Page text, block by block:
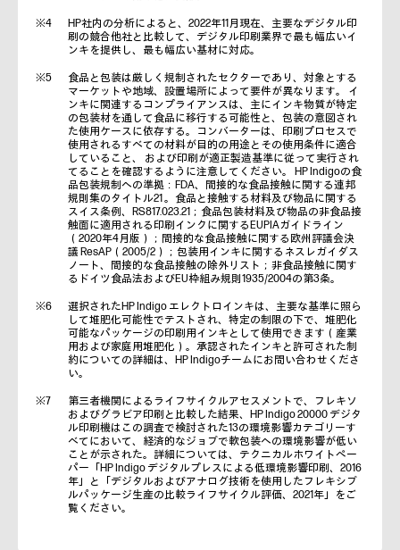
HP社内の分析によると、2022年11月現在、主要なデジタル印
刷の競合他社と比較して、デジタル印刷業界で最も幅広いイ
ンキを提供し、最も幅広い基材に対応。
食品と包装は厳しく規制されたセクターであり、対象とする
マーケットや地域、設置場所によって要件が異なります。 イ
ンキに関連するコンプライアンスは、主にインキ物質が特定
の包装材を通して食品に移行する可能性と、包装の意図され
た使用ケースに依存する。コンバーターは、印刷プロセスで
使用されるすべての材料が目的の用途とその使用条件に適合
していること、 および印刷が適正製造基準に従って実行され
てることを確認するように注意してください。 HP Indigoの食
品包装規制への準拠：FDA、間接的な食品接触に関する連邦
規則集のタイトル21 。食品と接触する材料及び物品に関する
スイス条例、RS817.023.21；食品包装材料及び物品の非食品接
触面に適用される印刷インクに関するEUPIAガイドライン
（2020年4月版）；間接的な食品接触に関する欧州評議会決
議 ResAP（2005/2）；包装用インキに関するネスレガイダス
ノート、間接的な食品接触の除外リスト；非食品接触に関す
るドイツ食品法およびEU枠組み規則1935/2004の第3条。
選択されたHP Indigo エレクトロインキは、主要な基準に照ら
して堆肥化可能性でテストされ、特定の制限の下で、堆肥化
可能なパッケージの印刷用インキとして使用できます（産業
用および家庭用堆肥化）。承認されたインキと許可された制
約についての詳細は、HP Indigoチームにお問い合わせくださ
い。
第三者機関によるライフサイクルアセスメントで、フレキソ
およびグラビア印刷と比較した結果、HP Indigo 20000 デジタ
ル印刷機はこの調査で検討された13の環境影響カテゴリーす
べてにおいて、経済的なジョブで軟包装への環境影響が低い
ことが示された。詳細については、テクニカルホワイトペー
パー「HP Indigo デジタルプレスによる低環境影響印刷、2016
年」と「デジタルおよびアナログ技術を使用したフレキシブ
ルパッケージ生産の比較ライフサイクル評価、2021年」をご
覧ください。